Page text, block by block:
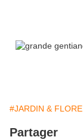
#JARDIN & FLORE
Partager